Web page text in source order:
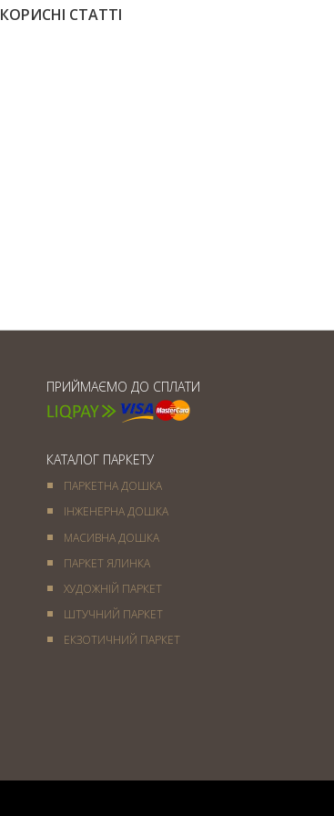
КОРИСНІ СТАТТІ
ПРИЙМАЄМО ДО СПЛАТИ
КАТАЛОГ ПАРКЕТУ
ПАРКЕТНА ДОШКА
ІНЖЕНЕРНА ДОШКА
МАСИВНА ДОШКА
ПАРКЕТ ЯЛИНКА
ХУДОЖНІЙ ПАРКЕТ
ШТУЧНИЙ ПАРКЕТ
ЕКЗОТИЧНИЙ ПАРКЕТ